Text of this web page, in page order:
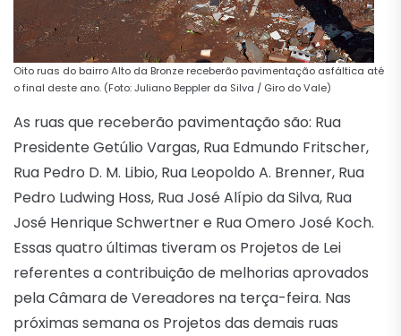
Oito ruas do bairro Alto da Bronze receberão pavimentação asfáltica até
o final deste ano. (Foto: Juliano Beppler da Silva / Giro do Vale)
As ruas que receberão pavimentação são: Rua
Presidente Getúlio Vargas, Rua Edmundo Fritscher,
Rua Pedro D. M. Libio, Rua Leopoldo A. Brenner, Rua
Pedro Ludwing Hoss, Rua José Alípio da Silva, Rua
José Henrique Schwertner e Rua Omero José Koch.
Essas quatro últimas tiveram os Projetos de Lei
referentes a contribuição de melhorias aprovados
pela Câmara de Vereadores na terça-feira. Nas
próximas semana os Projetos das demais ruas